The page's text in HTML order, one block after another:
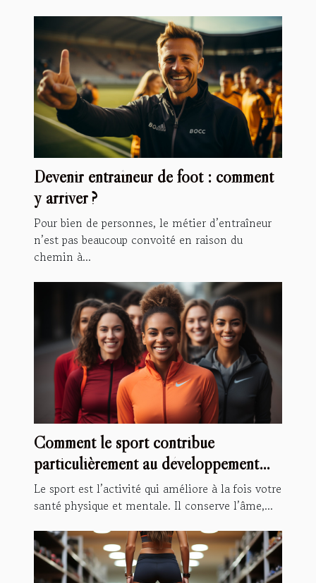
Devenir entraîneur de foot : comment
y arriver ?
Pour bien de personnes, le métier d’entraîneur
n’est pas beaucoup convoité en raison du
chemin à...
Comment le sport contribue
particulièrement au développement
personnel ?
Le sport est l’activité qui améliore à la fois votre
santé physique et mentale. Il conserve l’âme,...